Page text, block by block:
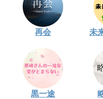
再会 未
黒一途